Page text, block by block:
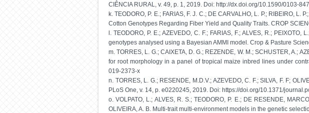
CIÊNCIA RURAL, v. 49, p. 1, 2019. Doi: http://dx.doi.org/10.1590/0103-
k. TEODORO, P. E.; FARIAS, F. J. C.; DE CARVALHO, L. P.; RIBEIRO,
Cotton Genotypes Regarding Fiber Yield and Quality Traits. CROP
l. TEODORO, P. E.; AZEVEDO, C. F.; FARIAS, F.; ALVES, R.;
genotypes analysed using a Bayesian AMMI model. Crop & Pasture
m. TORRES, L. G.; CAIXETA, D. G.; REZENDE, W. M.; SCHUSTER, A.;
for root morphology in a panel of tropical maize inbred lines under
019-2373-x
n. TORRES, L. G.; RESENDE, M.D.V.; AZEVEDO, C. F.; SILVA, F. F;
PLoS One, v. 14, p. e0220245, 2019. Doi: https://doi.org/10.1371/
o. VOLPATO, L.; ALVES, R. S.; TEODORO, P. E.; DE RESENDE,
OLIVEIRA, A. B. Multi-trait multi-environment models in the genetic